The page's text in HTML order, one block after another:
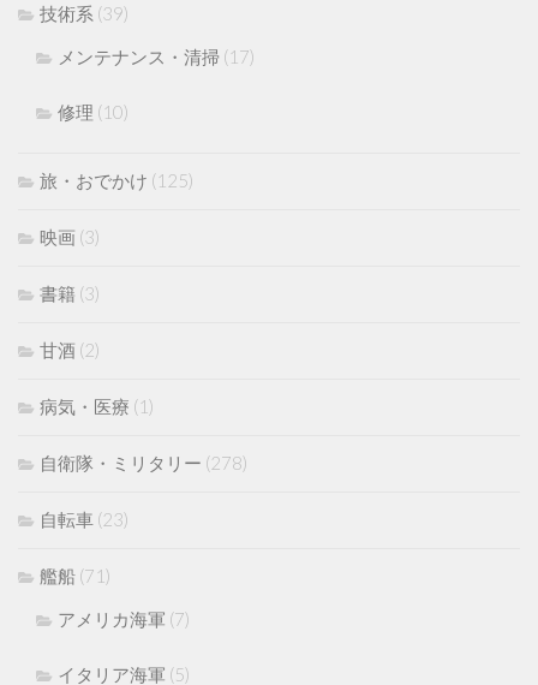
技術系 (39)
メンテナンス・清掃 (17)
修理 (10)
旅・おでかけ (125)
映画 (3)
書籍 (3)
甘酒 (2)
病気・医療 (1)
自衛隊・ミリタリー (278)
自転車 (23)
艦船 (71)
アメリカ海軍 (7)
イタリア海軍 (5)